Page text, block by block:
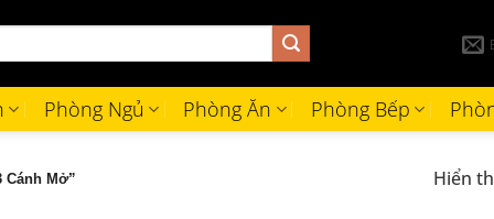
Phòng Ngủ Phòng Ăn Phòng Bếp
Cánh Mở” Hiển